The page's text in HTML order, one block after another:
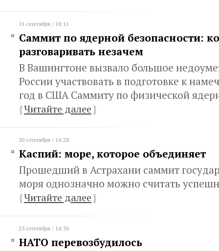
11 сентября / 18:11
Саммит по ядерной безопасности:
разговаривать незачем
В Вашингтоне вызвало большое
России участвовать в подготовке к
год в США Саммиту по физической
{Читайте далее}
30 сентября / 14:28
Каспий: море, которое объединяет
Прошедший в Астрахани саммит
моря однозначно можно считать
{Читайте далее}
25 сентября / 14:30
НАТО перевозбудилось